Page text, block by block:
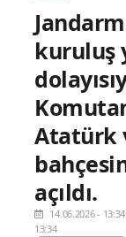
kuruluş
Atatürk
açıldı.
14.06.2026 - 13:34
13:34